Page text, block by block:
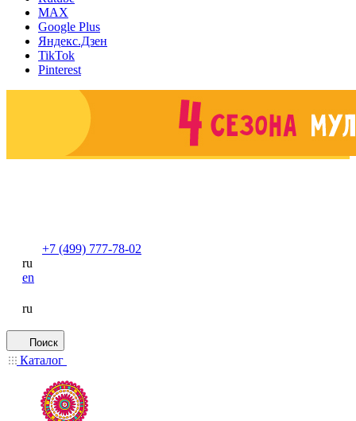
MAX
Google Plus
Яндекс.Дзен
TikTok
Pinterest
+7 (499) 777-78-02
ru
en
ru
Поиск
Каталог